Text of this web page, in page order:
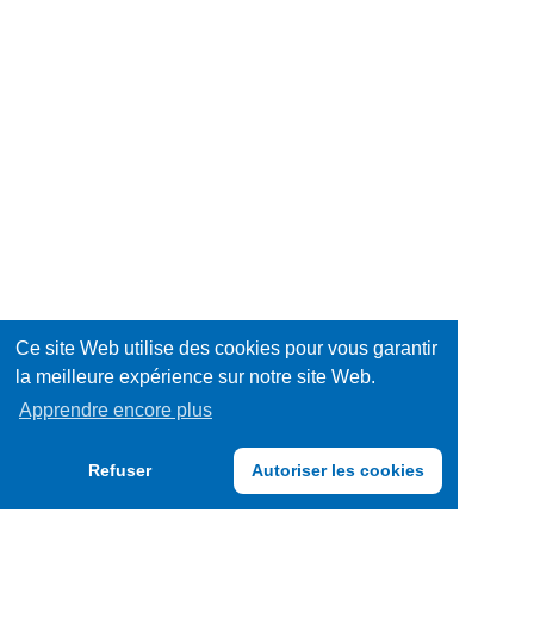
Ce site Web utilise des cookies pour vous garantir
la meilleure expérience sur notre site Web.
Apprendre encore plus
Refuser Autoriser les cookies